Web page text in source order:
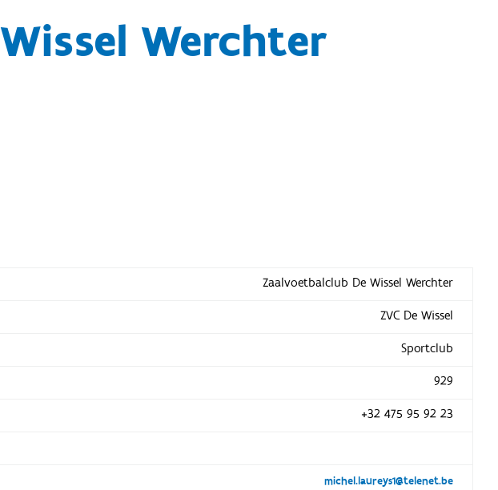
Werchter
Zaalvoetbalclub De Wissel Werchter
ZVC De Wissel
Sportclub
929
+32 475 95 92 23
michel.laureys1@telenet.be